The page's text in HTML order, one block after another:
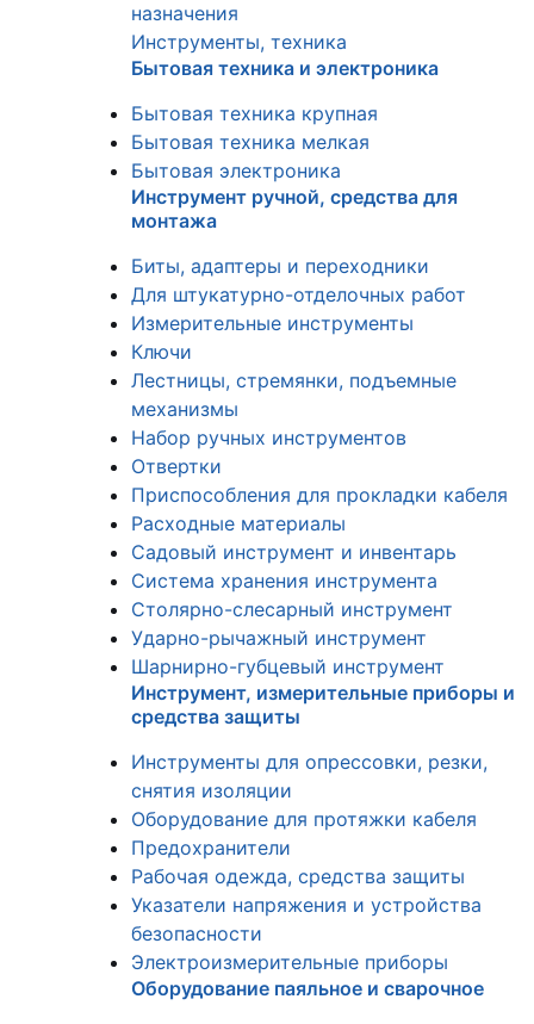
назначения
Инструменты, техника
Бытовая техника и электроника
Бытовая техника крупная
Бытовая техника мелкая
Бытовая электроника
Инструмент ручной, средства для
монтажа
Биты, адаптеры и переходники
Для штукатурно-отделочных работ
Измерительные инструменты
Ключи
Лестницы, стремянки, подъемные
механизмы
Набор ручных инструментов
Отвертки
Приспособления для прокладки кабеля
Расходные материалы
Садовый инструмент и инвентарь
Система хранения инструмента
Столярно-слесарный инструмент
Ударно-рычажный инструмент
Шарнирно-губцевый инструмент
Инструмент, измерительные приборы и
средства защиты
Инструменты для опрессовки, резки,
снятия изоляции
Оборудование для протяжки кабеля
Предохранители
Рабочая одежда, средства защиты
Указатели напряжения и устройства
безопасности
Электроизмерительные приборы
Оборудование паяльное и сварочное